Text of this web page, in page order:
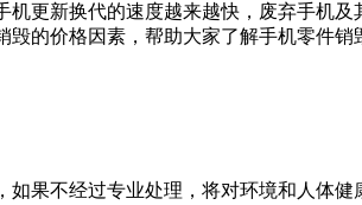
更新换代的速度越来越快，废弃手机
毁的价格因素，帮助大家了解手机零件销
果不经过专业处理，将对环境和人体健